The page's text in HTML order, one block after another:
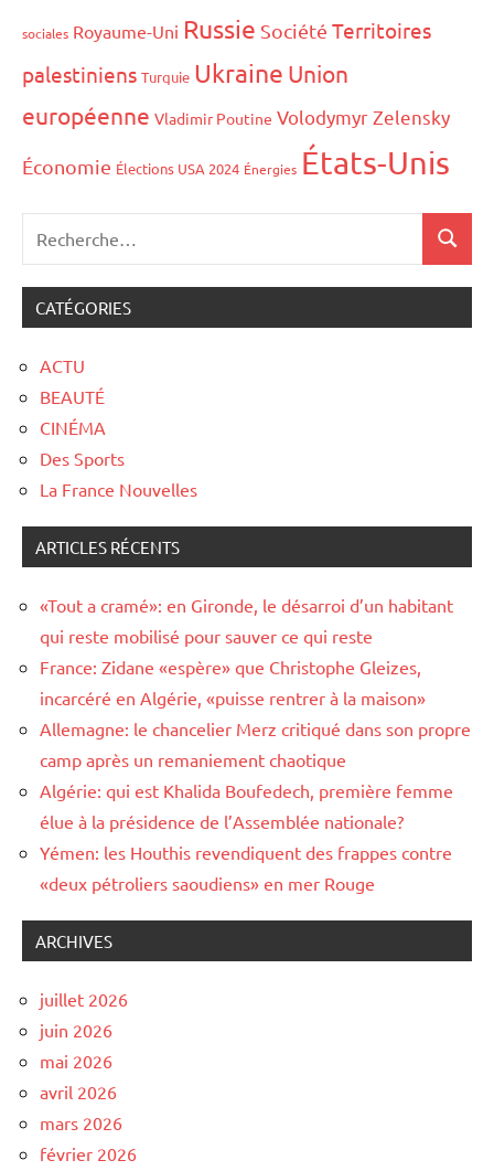
sociales Royaume-Uni Russie Société Territoires
palestiniens Turquie Ukraine Union
européenne Vladimir Poutine Volodymyr Zelensky
Économie Élections USA 2024 Énergies États-Unis
CATÉGORIES
ACTU
BEAUTÉ
CINÉMA
Des Sports
La France Nouvelles
ARTICLES RÉCENTS
«Tout a cramé»: en Gironde, le désarroi d’un habitant
qui reste mobilisé pour sauver ce qui reste
France: Zidane «espère» que Christophe Gleizes,
incarcéré en Algérie, «puisse rentrer à la maison»
Allemagne: le chancelier Merz critiqué dans son propre
camp après un remaniement chaotique
Algérie: qui est Khalida Boufedech, première femme
élue à la présidence de l’Assemblée nationale?
Yémen: les Houthis revendiquent des frappes contre
«deux pétroliers saoudiens» en mer Rouge
ARCHIVES
juillet 2026
juin 2026
mai 2026
avril 2026
mars 2026
février 2026